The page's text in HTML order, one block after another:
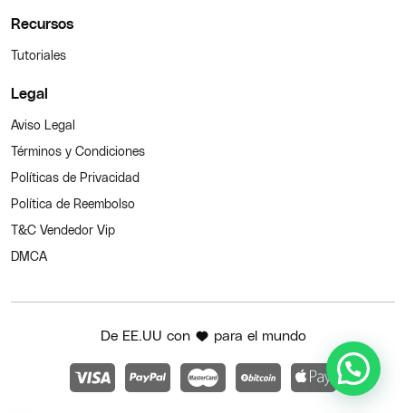
Recursos
Tutoriales
Legal
Aviso Legal
Términos y Condiciones
Políticas de Privacidad
Política de Reembolso
T&C Vendedor Vip
DMCA
De EE.UU con para el mundo